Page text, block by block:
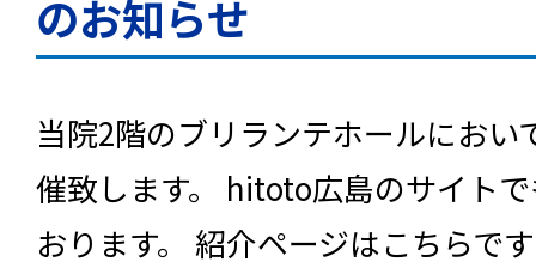
のお知らせ
当院2階のブリランテホールにおい
催致します。 hitoto広島のサイト
おります。 紹介ページはこちら